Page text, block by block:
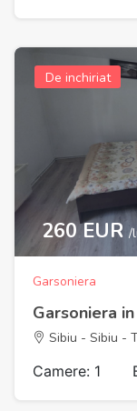
De inchiriat
260 EUR /
Garsoniera
Garsoniera
Sibiu - Sibiu -
Camere: 1